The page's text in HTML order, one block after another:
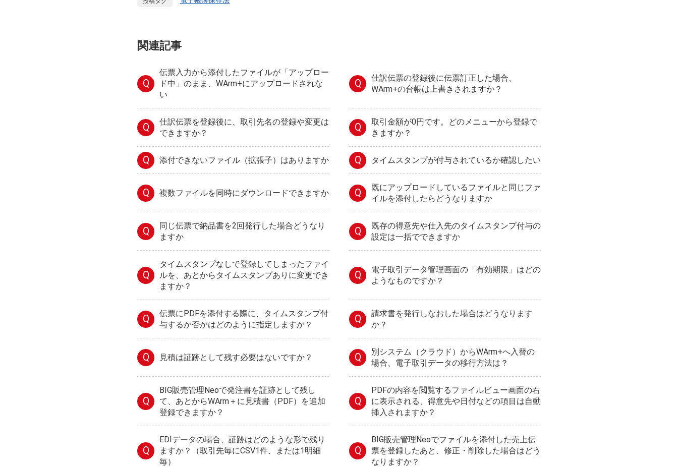
関連記事
Q
伝票入力から添付したファイルが「アップロー
ド中」のまま、WArm+にアップロードされな
い
Q
仕訳伝票の登録後に伝票訂正した場合、
WArm+の台帳は上書きされますか？
Q
仕訳伝票を登録後に、取引先名の登録や変更は
できますか？
Q
取引金額が0円です。どのメニューから登録で
きますか？
Q 添付できないファイル（拡張子）はありますか Q タイムスタンプが付与されているか確認したい
Q 複数ファイルを同時にダウンロードできますか Q
既にアップロードしているファイルと同じファ
イルを添付したらどうなりますか
Q
同じ伝票で納品書を2回発行した場合どうなり
ますか
Q
既存の得意先や仕入先のタイムスタンプ付与の
設定は一括でできますか
Q
タイムスタンプなしで登録してしまったファイ
ルを、あとからタイムスタンプありに変更でき
ますか？
Q
電子取引データ管理画面の「有効期限」はどの
ようなものですか？
Q
伝票にPDFを添付する際に、タイムスタンプ付
与するか否かはどのように指定しますか？
Q
請求書を発行しなおした場合はどうなります
か？
Q 見積は証跡として残す必要はないですか？ Q
別システム（クラウド）からWArm+へ入替の
場合、電子取引データの移行方法は？
Q
BIG販売管理Neoで発注書を証跡として残し
て、あとからWArm＋に見積書（PDF）を追加
登録できますか？
Q
PDFの内容を閲覧するファイルビュー画面の右
に表示される、得意先や日付などの項目は自動
挿入されますか？
Q
EDIデータの場合、証跡はどのような形で残り
ますか？（取引先毎にCSV1件、または1明細
毎）
Q
BIG販売管理Neoでファイルを添付した売上伝
票を登録したあと、修正・削除した場合はどう
なりますか？